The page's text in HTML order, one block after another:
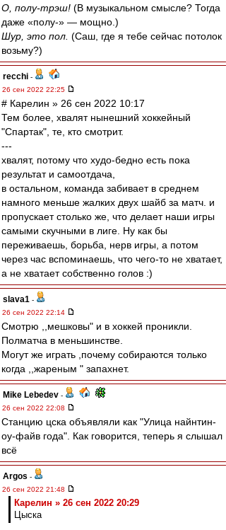
О, полу-трэш! (В музыкальном смысле? Тогда
даже «полу-» — мощно.)
Шур, это пол. (Саш, где я тебе сейчас потолок
возьму?)
recchi -
26 сен 2022 22:25
# Карелин » 26 сен 2022 10:17
Тем более, хвалят нынешний хоккейный
"Спартак", те, кто смотрит.
---
хвалят, потому что худо-бедно есть пока
результат и самоотдача,
в остальном, команда забивает в среднем
намного меньше жалких двух шайб за матч. и
пропускает столько же, что делает наши игры
самыми скучными в лиге. Ну как бы
переживаешь, борьба, нерв игры, а потом
через час вспоминаешь, что чего-то не хватает,
а не хватает собственно голов :)
slava1 -
26 сен 2022 22:14
Смотрю ,,мешковы" и в хоккей проникли.
Полматча в меньшинстве.
Могут же играть ,почему собираются только
когда ,,жареным " запахнет.
Mike Lebedev -
26 сен 2022 22:08
Станцию цска объявляли как "Улица найнтин-
оу-файв года". Как говорится, теперь я слышал
всё
Argos -
26 сен 2022 21:48
Карелин » 26 сен 2022 20:29
Цыска